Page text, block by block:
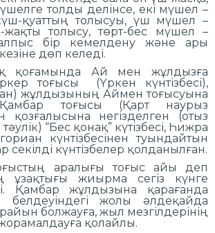
толды делінсе, екі мүшел –
қуаттың толысуы, үш мүшел –
жақты толысу, төрт-бес мүшел –
бір кемелдену және ары
дөп келеді.
қоғамында Ай мен жұлдызға
тоғысы (Үркен күнтізбесі),
жұлдызының Аймен тоғысуына
Қамбар тоғысы (Қарт наурыз
қозғалысына негізделген (отыз
“Бес қонақ” күтізбесі, Һижра
күнтізбесінен туындайтын
секілді күнтізбелер қолданылған.
аралығы тоғыс айы деп
ұзақтығы жиырма сегіз күнге
Қамбар жұлдызына қарағанда
белдеуіндегі жолы әлдеқайда
райын болжауға, жыл мезгілдерінің
жорамалдауға қолайлы.